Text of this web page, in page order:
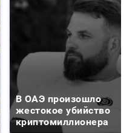
В ОАЭ произошло
жестокое убийство
криптомиллионера